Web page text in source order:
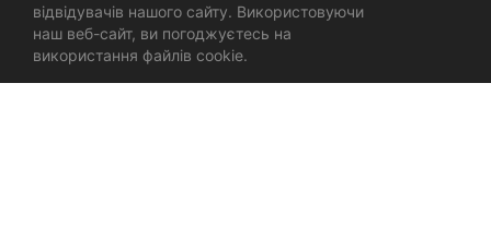
відвідувачів нашого сайту. Використовуючи
наш веб-сайт, ви погоджуєтесь на
використання файлів cookie.